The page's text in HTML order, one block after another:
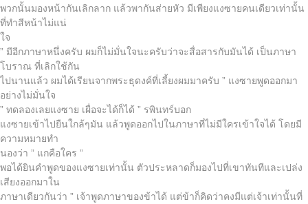
พวกนั้นมองหน้ากันเลิกลาก แล้วพากันส่ายหัว มีเพียงแงซายคนเดียวเท่านั้น
ที่ทำสีหน้าไม่แน่
ใจ
” มีอีกภาษาหนึ่งครับ ผมก็ไม่มั่นใจนะครับว่าจะสื่อสารกับมันได้ เป็นภาษา
โบราณ ที่เลิกใช้กัน
ไปนานแล้ว ผมได้เรียนจากพระธุดงค์ที่เลี้ยงผมมาครับ ” แงซายพูดออกมา
อย่างไม่มั่นใจ
” ทดลองเลยแงซาย เผื่อจะได้ก็ได้ ” รพินทร์บอก
แงซายเข้าไปยืนใกล้ๆมัน แล้วพูดออกไปในภาษาที่ไม่มีใครเข้าใจได้ โดยมี
ความหมายทำ
นองว่า ” แกคือใคร ”
พอได้ยินคำพูดของแงซายเท่านั้น ตัวประหลาดก็มองไปที่เขาทันทีและเปล่ง
เสียงออกมาใน
ภาษาเดียวกันว่า ” เจ้าพูดภาษาของข้าได้ แต่ข้าก็คิดว่าคงมีแต่เจ้าเท่านั้นที่